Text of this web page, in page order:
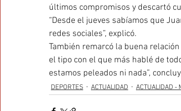
últimos compromisos y descartó
“Desde el jueves sabíamos que
redes sociales”, explicó.
También remarcó la buena
el tipo con el que más hablé de
estamos peleados ni nada”,
DEPORTES ACTUALIDAD ACTUALIDAD -